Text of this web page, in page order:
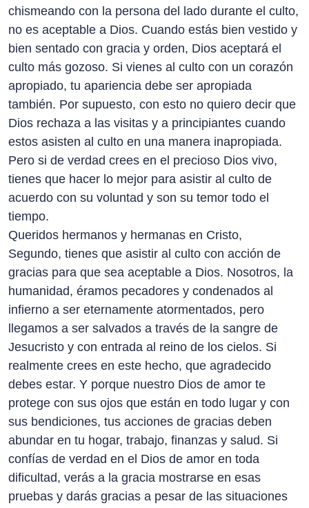
chismeando con la persona del lado durante el culto,
no es aceptable a Dios. Cuando estás bien vestido y
bien sentado con gracia y orden, Dios aceptará el
culto más gozoso. Si vienes al culto con un corazón
apropiado, tu apariencia debe ser apropiada
también. Por supuesto, con esto no quiero decir que
Dios rechaza a las visitas y a principiantes cuando
estos asisten al culto en una manera inapropiada.
Pero si de verdad crees en el precioso Dios vivo,
tienes que hacer lo mejor para asistir al culto de
acuerdo con su voluntad y son su temor todo el
tiempo.
Queridos hermanos y hermanas en Cristo,
Segundo, tienes que asistir al culto con acción de
gracias para que sea aceptable a Dios. Nosotros, la
humanidad, éramos pecadores y condenados al
infierno a ser eternamente atormentados, pero
llegamos a ser salvados a través de la sangre de
Jesucristo y con entrada al reino de los cielos. Si
realmente crees en este hecho, que agradecido
debes estar. Y porque nuestro Dios de amor te
protege con sus ojos que están en todo lugar y con
sus bendiciones, tus acciones de gracias deben
abundar en tu hogar, trabajo, finanzas y salud. Si
confías de verdad en el Dios de amor en toda
dificultad, verás a la gracia mostrarse en esas
pruebas y darás gracias a pesar de las situaciones